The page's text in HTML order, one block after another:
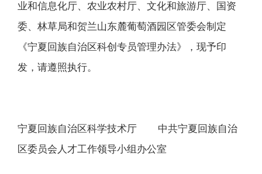
业和信息化厅、农业农村厅、文化和旅游厅、国资
委、林草局和贺兰山东麓葡萄酒园区管委会制定
《宁夏回族自治区科创专员管理办法》，现予印
发，请遵照执行。
宁夏回族自治区科学技术厅 中共宁夏回族自治
区委员会人才工作领导小组办公室